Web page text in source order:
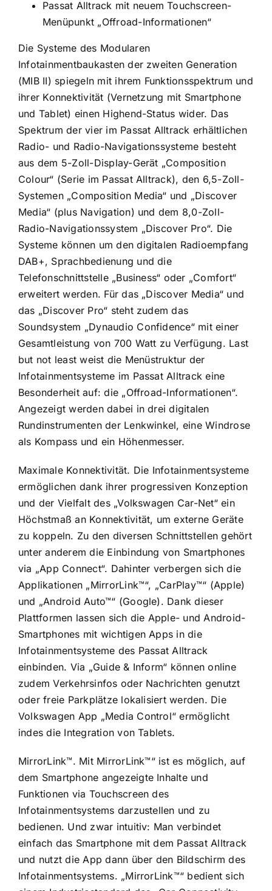
Passat Alltrack mit neuem Touchscreen-
Menüpunkt „Offroad-Informationen“
Die Systeme des Modularen
Infotainmentbaukasten der zweiten Generation
(MIB II) spiegeln mit ihrem Funktionsspektrum und
ihrer Konnektivität (Vernetzung mit Smartphone
und Tablet) einen Highend-Status wider. Das
Spektrum der vier im Passat Alltrack erhältlichen
Radio- und Radio-Navigationssysteme besteht
aus dem 5-Zoll-Display-Gerät „Composition
Colour“ (Serie im Passat Alltrack), den 6,5-Zoll-
Systemen „Composition Media“ und „Discover
Media“ (plus Navigation) und dem 8,0-Zoll-
Radio-Navigations­system „Discover Pro“. Die
Systeme können um den digitalen Radioempfang
DAB+, Sprachbedienung und die
Telefonschnittstelle „Business“ oder „Comfort“
erweitert werden. Für das „Discover Media“ und
das „Discover Pro“ steht zudem das
Soundsystem „Dynaudio Confidence“ mit einer
Gesamtleistung von 700 Watt zu Verfügung. Last
but not least weist die Menüstruktur der
Infotainmentsysteme im Passat Alltrack eine
Besonderheit auf: die „Offroad-Informationen“.
Angezeigt werden dabei in drei digitalen
Rundinstrumenten der Lenkwinkel, eine Windrose
als Kompass und ein Höhenmesser.
Maximale Konnektivität. Die Infotainmentsysteme
ermöglichen dank ihrer progressiven Konzeption
und der Vielfalt des „Volkswagen Car-Net“ ein
Höchstmaß an Konnektivität, um externe Geräte
zu koppeln. Zu den diversen Schnittstellen gehört
unter anderem die Einbindung von Smartphones
via „App Connect“. Dahinter verbergen sich die
Applikationen „MirrorLink™“, „CarPlay™“ (Apple)
und „Android Auto™“ (Google). Dank dieser
Plattformen lassen sich die Apple- und Android-
Smartphones mit wichtigen Apps in die
Infotainmentsysteme des Passat Alltrack
einbinden. Via „Guide & Inform“ können online
zudem Verkehrsinfos oder Nachrichten genutzt
oder freie Parkplätze lokalisiert werden. Die
Volkswagen App „Media Control“ ermöglicht
indes die Integration von Tablets.
MirrorLink™. Mit MirrorLink™“ ist es möglich, auf
dem Smartphone angezeigte Inhalte und
Funktionen via Touchscreen des
Infotainmentsystems darzustellen und zu
bedienen. Und zwar intuitiv: Man verbindet
einfach das Smartphone mit dem Passat Alltrack
und nutzt die App dann über den Bildschirm des
Infotainmentsystems. „MirrorLink™“ bedient sich